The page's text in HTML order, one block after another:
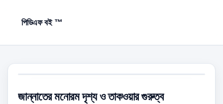
পিডিএফ বই ™
জান্নাতের মনোরম দৃশ্য ও তাকওয়ার গুরুত্ব